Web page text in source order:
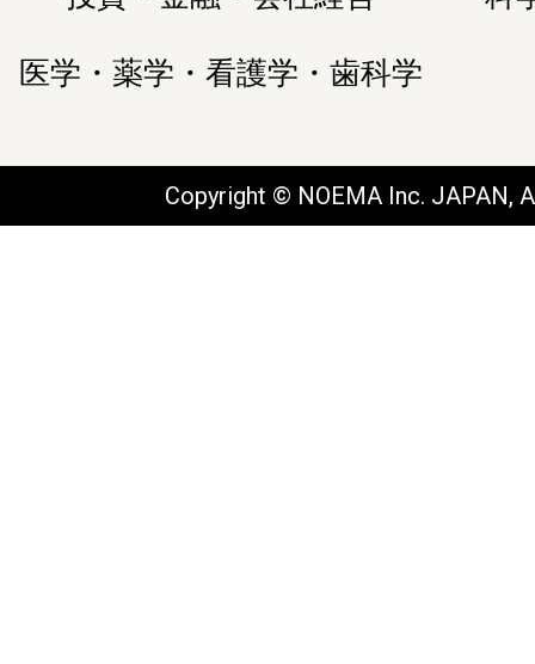
医学・薬学・看護学・歯科学
Copyright © NOEMA Inc. JAPAN,